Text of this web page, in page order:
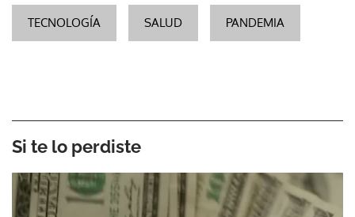
TECNOLOGÍA SALUD PANDEMIA
Si te lo perdiste